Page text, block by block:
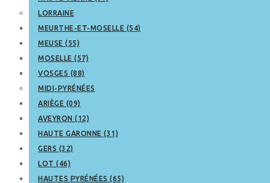
LORRAINE
MEURTHE-ET-MOSELLE (54)
MEUSE (55)
MOSELLE (57)
VOSGES (88)
MIDI-PYRÉNÉES
ARIÈGE (09)
AVEYRON (12)
HAUTE GARONNE (31)
GERS (32)
LOT (46)
HAUTES PYRÉNÉES (65)